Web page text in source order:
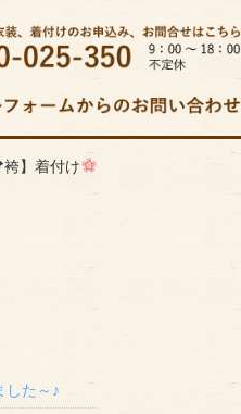
袴】着付け
した～♪